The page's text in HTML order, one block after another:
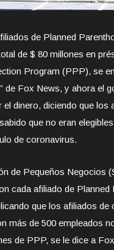
de Planned
de $ 80 millones en
Program (PPP), se
de Fox News, y ahora el
el dinero, diciendo que los
que no eran
de coronavirus.
de Pequeños Negocios
cada afiliado de Planned
que los afiliados de
más de 500 empleados
de PPP, se le dice a